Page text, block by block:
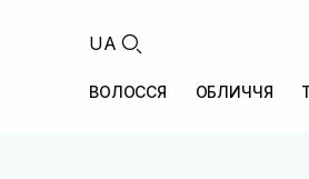
UA
ВОЛОССЯ ОБЛИЧЧЯ